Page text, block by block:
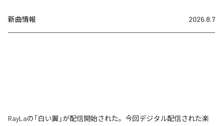
新曲情報 2026.8.7
RayLaの「白い翼」が配信開始された。今回デジタル配信された楽